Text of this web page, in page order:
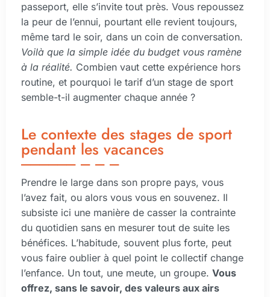
passeport, elle s’invite tout près. Vous repoussez
la peur de l’ennui, pourtant elle revient toujours,
même tard le soir, dans un coin de conversation.
Voilà que la simple idée du budget vous ramène
à la réalité. Combien vaut cette expérience hors
routine, et pourquoi le tarif d’un stage de sport
semble-t-il augmenter chaque année ?
Le contexte des stages de sport
pendant les vacances
Prendre le large dans son propre pays, vous
l’avez fait, ou alors vous vous en souvenez. Il
subsiste ici une manière de casser la contrainte
du quotidien sans en mesurer tout de suite les
bénéfices. L’habitude, souvent plus forte, peut
vous faire oublier à quel point le collectif change
l’enfance. Un tout, une meute, un groupe. Vous
offrez, sans le savoir, des valeurs aux airs